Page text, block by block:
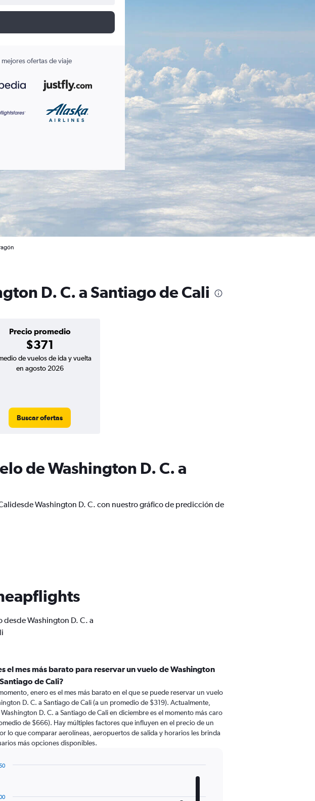
ofertas de viaje
D. C. a Santiago de Cali
Precio promedio
$371
de vuelos de ida y vuelta
en agosto 2026
Buscar ofertas
de Washington D. C. a
Washington D. C. con nuestro gráfico de predicción de
desde Washington D. C. a
el mes más barato para reservar un vuelo de Washington
Santiago de Cali?
enero es el mes más barato en el que se puede reservar un vuelo
D. C. a Santiago de Cali (a un promedio de $319). Actualmente,
D. C. a Santiago de Cali en diciembre es el momento más caro
de $666). Hay múltiples factores que influyen en el precio de un
lo que comparar aerolíneas, aeropuertos de salida y horarios les brinda
más opciones disponibles.